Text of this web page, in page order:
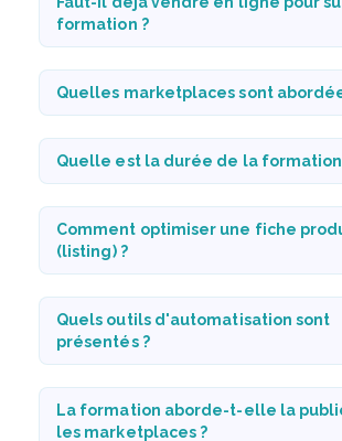
formation ?
Quelles marketplaces sont
Quelle est la durée de la formation
Comment optimiser une fiche
(listing) ?
Quels outils d'automatisation sont
présentés ?
La formation aborde-t-elle la
les marketplaces ?